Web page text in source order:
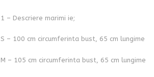
1 – Descriere marimi ie;
S – 100 cm circumferinta bust, 65 cm lungime
M – 105 cm circumferinta bust, 65 cm lungime